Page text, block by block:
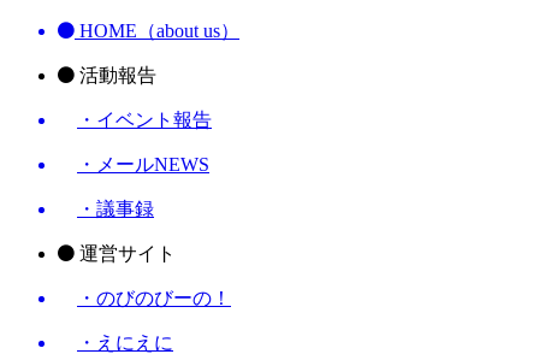
HOME（about us）
活動報告
・イベント報告
・メールNEWS
・議事録
運営サイト
・のびのびーの！
・えにえに